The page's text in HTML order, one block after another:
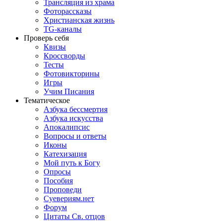
Трансляция из храма
Фоторассказы
Христианская жизнь
TG-каналы
Проверь себя
Квизы
Кроссворды
Тесты
Фотовикторины
Игры
Учим Писания
Тематическое
Азбука бессмертия
Азбука искусства
Апокалипсис
Вопросы и ответы
Иконы
Катехизация
Мой путь к Богу
Опросы
Пособия
Проповеди
Суевериям.нет
Форум
Цитаты Св. отцов